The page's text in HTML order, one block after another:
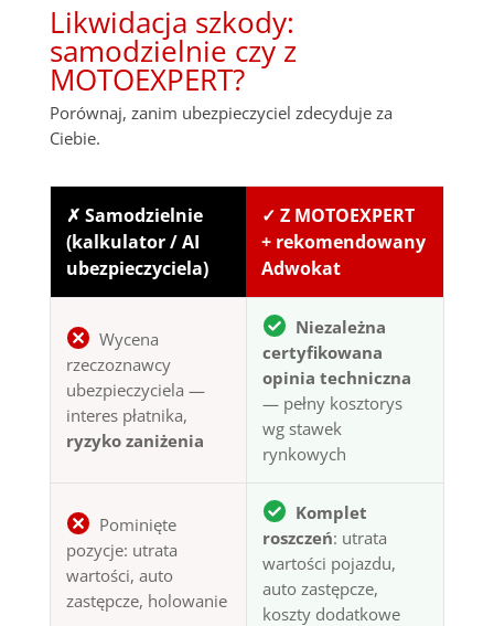
Likwidacja szkody:
samodzielnie czy z
MOTOEXPERT?
Porównaj, zanim ubezpieczyciel zdecyduje za
Ciebie.
✗ Samodzielnie
(kalkulator / AI
ubezpieczyciela)
✓ Z MOTOEXPERT
+ rekomendowany
Adwokat
Wycena
rzeczoznawcy
ubezpieczyciela —
interes płatnika,
ryzyko zaniżenia
Niezależna
certyfikowana
opinia techniczna
— pełny kosztorys
wg stawek
rynkowych
Pominięte
pozycje: utrata
wartości, auto
zastępcze, holowanie
Komplet
roszczeń: utrata
wartości pojazdu,
auto zastępcze,
koszty dodatkowe